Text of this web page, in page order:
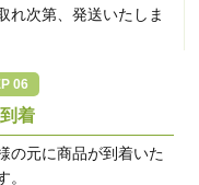
れ次第、発送いたしま
着
の元に商品が到着いた
。